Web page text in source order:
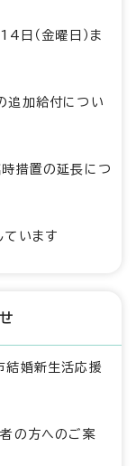
日（金曜日）ま
追加給付につい
措置の延長につ
います
結婚新生活応援
の方へのご案